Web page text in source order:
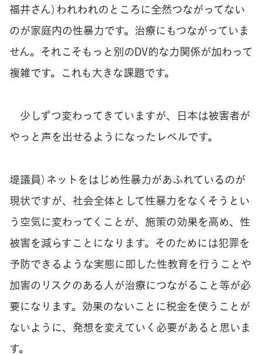
福井さん）われわれのところに全然つながってない
のが家庭内の性暴力です。治療にもつながっていま
せん。それこそもっと別のDV的な力関係が加わって
複雑です。これも大きな課題です。
少しずつ変わってきていますが、日本は被害者が
やっと声を出せるようになったレベルです。
堤議員）ネットをはじめ性暴力があふれているのが
現状ですが、社会全体として性暴力をなくそうとい
う空気に変わってくことが、施策の効果を高め、性
被害を減らすことになります。そのためには犯罪を
予防できるような実態に即した性教育を行うことや
加害のリスクのある人が治療につながること等が必
要になります。効果のないことに税金を使うことが
ないように、発想を変えていく必要があると思いま
す。